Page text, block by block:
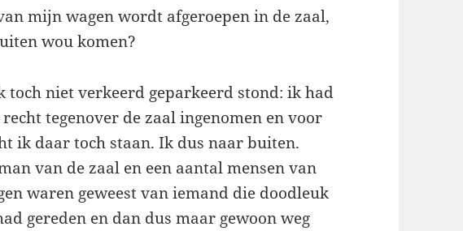
mijn wagen wordt afgeroepen in de zaal,
wou komen?
toch niet verkeerd geparkeerd stond: ik had
tegenover de zaal ingenomen en voor
ik daar toch staan. Ik dus naar buiten.
van de zaal en een aantal mensen van
waren geweest van iemand die doodleuk
gereden en dan dus maar gewoon weg